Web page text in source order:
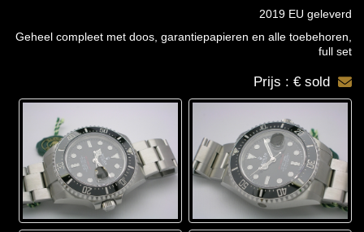
2019 EU geleverd
Geheel compleet met doos, garantiepapieren en alle toebehoren,
full set
Prijs : € sold